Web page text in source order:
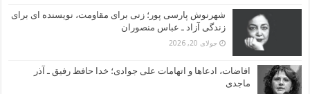
شهرنوش پارسی پور؛ زنی برای مقاومت، نویسنده ای برای
زندگی آزاد ـ عباس منصوران
جولای 20, 2026
افاضات، ادعاها و اتهامات علی جوادی؛ خدا حافظ رفیق ـ آذر
ماجدی